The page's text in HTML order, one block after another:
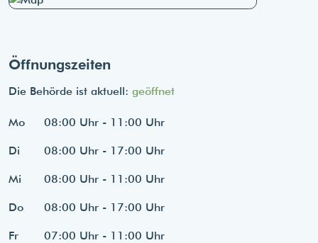
Öffnungszeiten
Die Behörde ist aktuell: geöffnet
Mo 08:00 Uhr - 11:00 Uhr
Di 08:00 Uhr - 17:00 Uhr
Mi 08:00 Uhr - 11:00 Uhr
Do 08:00 Uhr - 17:00 Uhr
Fr 07:00 Uhr - 11:00 Uhr